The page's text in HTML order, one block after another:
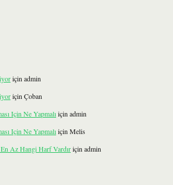
için admin
için Çoban
Için Ne Yapmalıiçin admin
Için Ne Yapmalıiçin Melis
Az Hangi Harf Vardıriçin admin